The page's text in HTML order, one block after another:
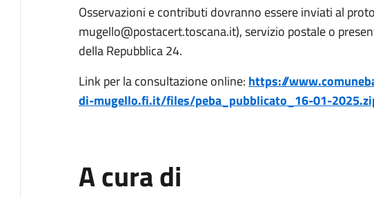
Osservazioni e contributi dovranno essere inviati al
mugello@postacert.toscana.it), servizio postale o
della Repubblica 24.
Link per la consultazione online: https://
di-mugello.fi.it/files/peba_pubblicato_16-01-
A cura di